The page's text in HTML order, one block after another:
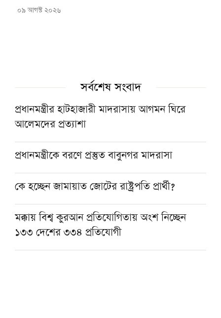
০৯ আগস্ট ২০২৬
সর্বশেষ সংবাদ
প্রধানমন্ত্রীর হাটহাজারী মাদরাসায় আগমন ঘিরে
আলেমদের প্রত্যাশা
প্রধানমন্ত্রীকে বরণে প্রস্তুত বাবুনগর মাদরাসা
কে হচ্ছেন জামায়াত জোটের রাষ্ট্রপতি প্রার্থী?
মক্কায় বিশ্ব কুরআন প্রতিযোগিতায় অংশ নিচ্ছেন
১৩৩ দেশের ৩৩৪ প্রতিযোগী